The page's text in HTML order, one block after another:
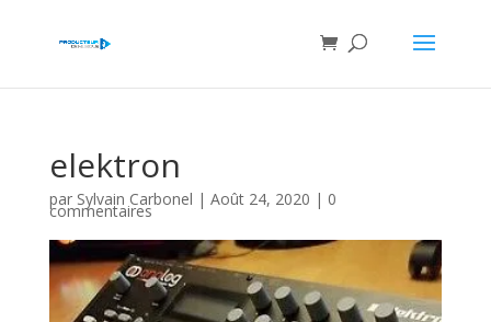
elektron
par Sylvain Carbonel | Août 24, 2020 | 0
commentaires